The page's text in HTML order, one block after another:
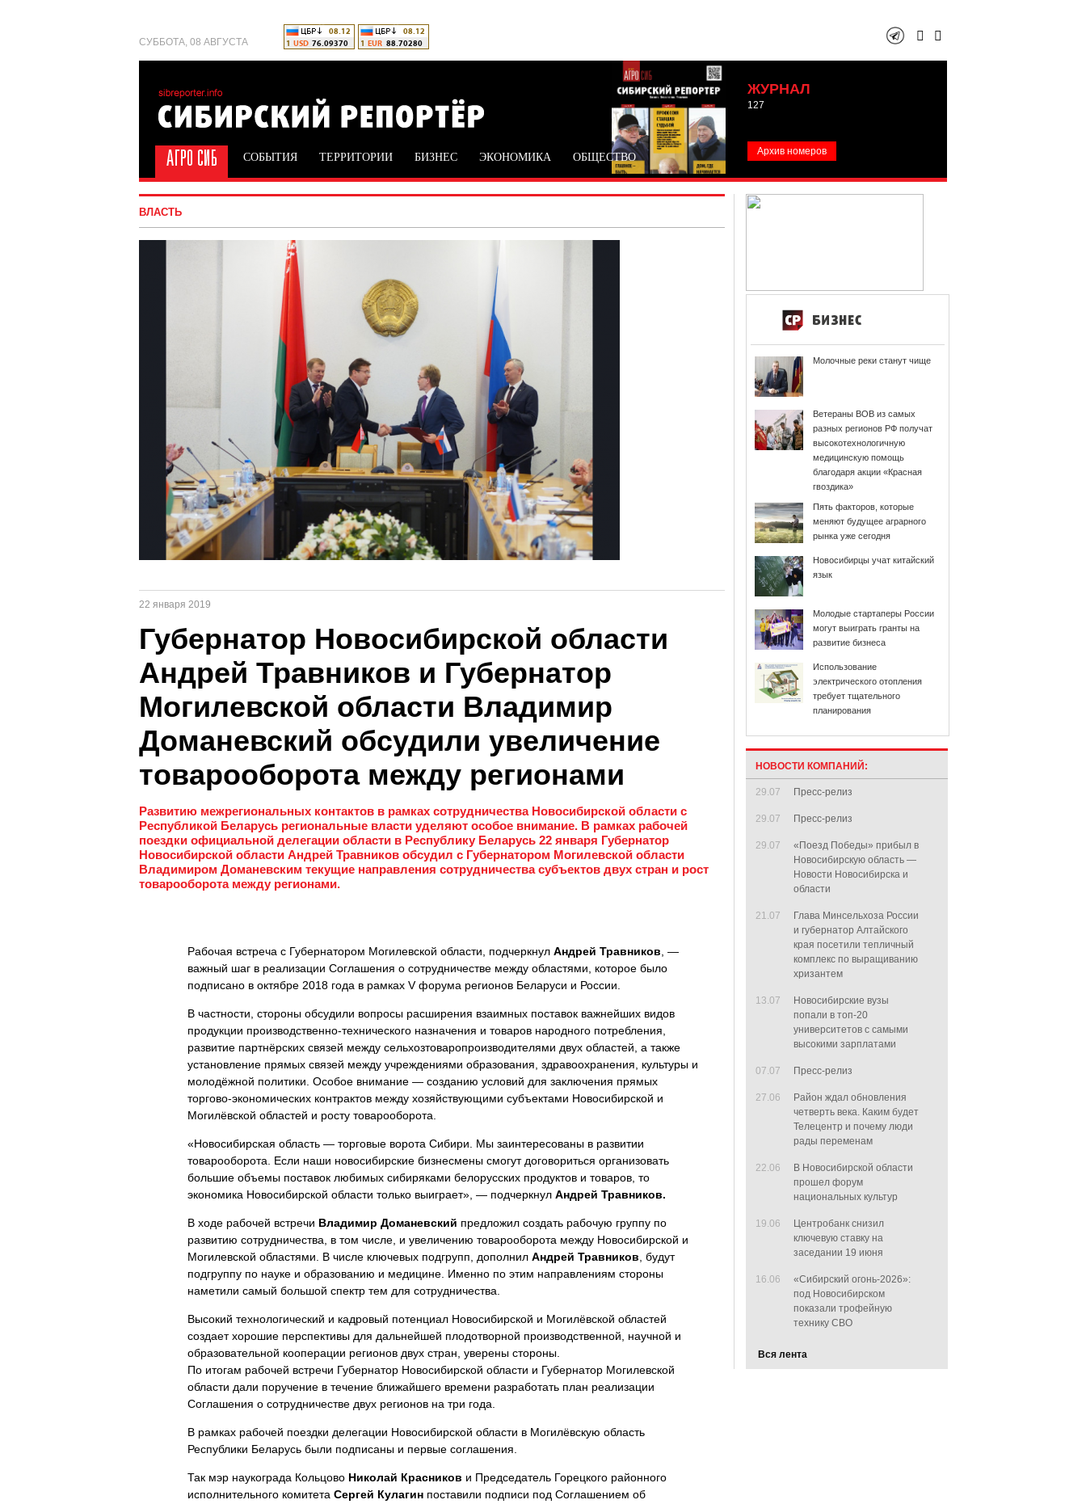
СУББОТА, 08 АВГУСТА
ЖУРНАЛ
127
Архив номеров
СОБЫТИЯ ТЕРРИТОРИИ БИЗНЕС ЭКОНОМИКА ОБЩЕСТВО
ВЛАСТЬ
22 января 2019
Губернатор Новосибирской области
Андрей Травников и Губернатор
Могилевской области Владимир
Доманевский обсудили увеличение
товарооборота между регионами
Развитию межрегиональных контактов в рамках сотрудничества Новосибирской области с
Республикой Беларусь региональные власти уделяют особое внимание. В рамках рабочей
поездки официальной делегации области в Республику Беларусь 22 января Губернатор
Новосибирской области Андрей Травников обсудил с Губернатором Могилевской области
Владимиром Доманевским текущие направления сотрудничества субъектов двух стран и рост
товарооборота между регионами.
Рабочая встреча с Губернатором Могилевской области, подчеркнул Андрей Травников , —
важный шаг в реализации Соглашения о сотрудничестве между областями, которое было
подписано в октябре 2018 года в рамках V форума регионов Беларуси и России.
В частности, стороны обсудили вопросы расширения взаимных поставок важнейших видов
продукции производственно-технического назначения и товаров народного потребления,
развитие партнёрских связей между сельхозтоваропроизводителями двух областей, а также
установление прямых связей между учреждениями образования, здравоохранения, культуры и
молодёжной политики. Особое внимание — созданию условий для заключения прямых
торгово-экономических контрактов между хозяйствующими субъектами Новосибирской и
Могилёвской областей и росту товарооборота.
«Новосибирская область — торговые ворота Сибири. Мы заинтересованы в развитии
товарооборота. Если наши новосибирские бизнесмены смогут договориться организовать
большие объемы поставок любимых сибиряками белорусских продуктов и товаров, то
экономика Новосибирской области только выиграет», — подчеркнул Андрей Травников.
В ходе рабочей встречи Владимир Доманевский предложил создать рабочую группу по
развитию сотрудничества, в том числе, и увеличению товарооборота между Новосибирской и
Могилевской областями. В числе ключевых подгрупп, дополнил Андрей Травников , будут
подгруппу по науке и образованию и медицине. Именно по этим направлениям стороны
наметили самый большой спектр тем для сотрудничества.
Высокий технологический и кадровый потенциал Новосибирской и Могилёвской областей
создает хорошие перспективы для дальнейшей плодотворной производственной, научной и
образовательной кооперации регионов двух стран, уверены стороны.
По итогам рабочей встречи Губернатор Новосибирской области и Губернатор Могилевской
области дали поручение в течение ближайшего времени разработать план реализации
Соглашения о сотрудничестве двух регионов на три года.
В рамках рабочей поездки делегации Новосибирской области в Могилёвскую область
Республики Беларусь были подписаны и первые соглашения.
Так мэр наукограда Кольцово Николай Красников и Председатель Горецкого районного
исполнительного комитета Сергей Кулагин поставили подписи под Соглашением об
Молочные реки станут чище
Ветераны ВОВ из самых
разных регионов РФ получат
высокотехнологичную
медицинскую помощь
благодаря акции «Красная
гвоздика»
Пять факторов, которые
меняют будущее аграрного
рынка уже сегодня
Новосибирцы учат китайский
язык
Молодые стартаперы России
могут выиграть гранты на
развитие бизнеса
Использование
электрического отопления
требует тщательного
планирования
НОВОСТИ КОМПАНИЙ:
29.07 Пресс-релиз
29.07 Пресс-релиз
29.07
«Поезд Победы» прибыл в
Новосибирскую область —
Новости Новосибирска и
области
21.07
Глава Минсельхоза России
и губернатор Алтайского
края посетили тепличный
комплекс по выращиванию
хризантем
13.07
Новосибирские вузы
попали в топ-20
университетов с самыми
высокими зарплатами
07.07 Пресс-релиз
27.06
Район ждал обновления
четверть века. Каким будет
Телецентр и почему люди
рады переменам
22.06
В Новосибирской области
прошел форум
национальных культур
19.06
Центробанк снизил
ключевую ставку на
заседании 19 июня
16.06
«Сибирский огонь-2026»:
под Новосибирском
показали трофейную
технику СВО
Вся лента